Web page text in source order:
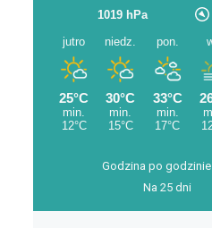
Godzina po godzinie
Na 25 dni